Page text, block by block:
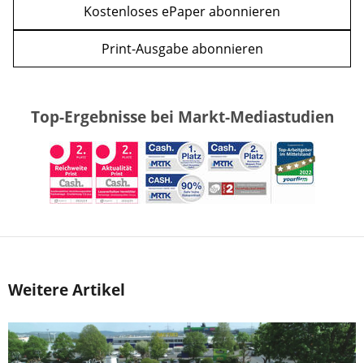
Kostenloses ePaper abonnieren
Print-Ausgabe abonnieren
Top-Ergebnisse bei Markt-Mediastudien
Weitere Artikel